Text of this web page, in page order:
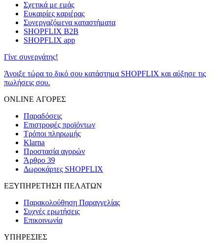
Σχετικά με εμάς
Ευκαιρίες καριέρας
Συνεργαζόμενα καταστήματα
SHOPFLIX B2B
SHOPFLIX app
Γίνε συνεργάτης!
Άνοιξε τώρα το δικό σου κατάστημα SHOPFLIX και αύξησε τις
πωλήσεις σου.
ONLINE ΑΓΟΡΕΣ
Παραδόσεις
Επιστροφές προϊόντων
Τρόποι πληρωμής
Klarna
Προστασία αγορών
Άρθρο 39
Δωροκάρτες SHOPFLIX
ΕΞΥΠΗΡΕΤΗΣΗ ΠΕΛΑΤΩΝ
Παρακολούθηση Παραγγελίας
Συχνές ερωτήσεις
Επικοινωνία
ΥΠΗΡΕΣΙΕΣ